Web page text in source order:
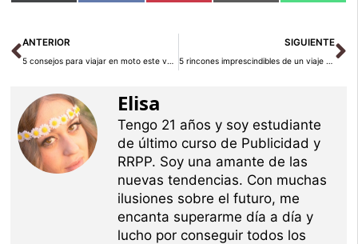
Ant
ANTERIOR
5 consejos para viajar en moto este verano
SIGUIENTE
5 rincones imprescindibles de un viaje a Segovia
Elisa
Tengo 21 años y soy estudiante
de último curso de Publicidad y
RRPP. Soy una amante de las
nuevas tendencias. Con muchas
ilusiones sobre el futuro, me
encanta superarme día a día y
lucho por conseguir todos los